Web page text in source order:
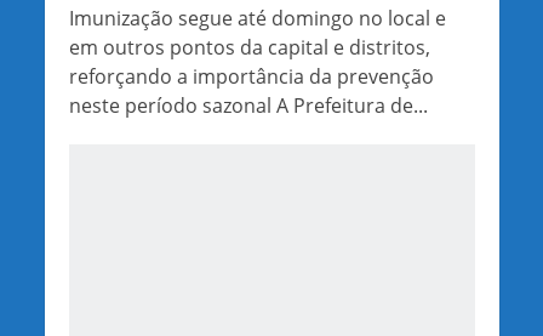
Imunização segue até domingo no local e
em outros pontos da capital e distritos,
reforçando a importância da prevenção
neste período sazonal A Prefeitura de...